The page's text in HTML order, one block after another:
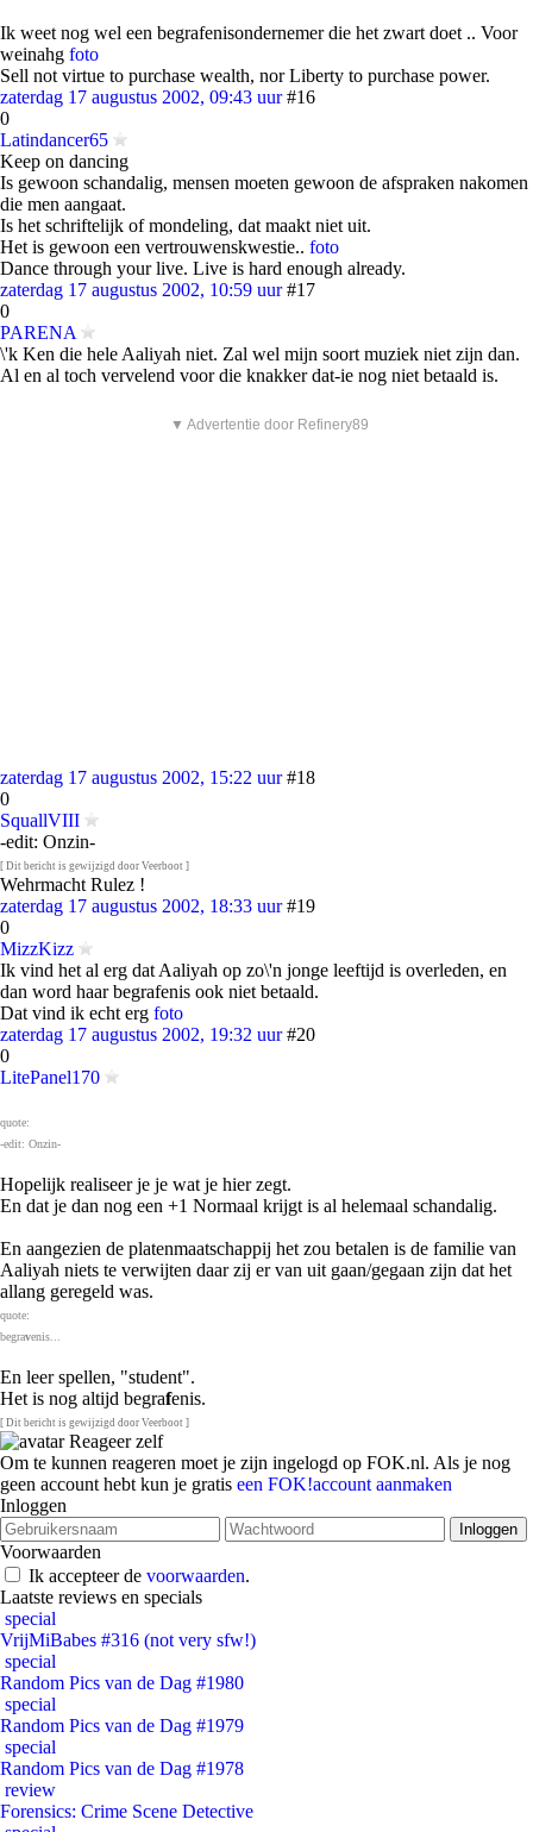
Ik weet nog wel een begrafenisondernemer die het zwart doet .. Voor
weinahg foto
Sell not virtue to purchase wealth, nor Liberty to purchase power.
zaterdag 17 augustus 2002, 09:43 uur #16
0
Latindancer65
Keep on dancing
Is gewoon schandalig, mensen moeten gewoon de afspraken nakomen
die men aangaat.
Is het schriftelijk of mondeling, dat maakt niet uit.
Het is gewoon een vertrouwenskwestie.. foto
Dance through your live. Live is hard enough already.
zaterdag 17 augustus 2002, 10:59 uur #17
0
PARENA
\'k Ken die hele Aaliyah niet. Zal wel mijn soort muziek niet zijn dan.
Al en al toch vervelend voor die knakker dat-ie nog niet betaald is.
▼ Advertentie door Refinery89
zaterdag 17 augustus 2002, 15:22 uur #18
0
SquallVIII
-edit: Onzin-
[ Dit bericht is gewijzigd door Veerboot ]
Wehrmacht Rulez !
zaterdag 17 augustus 2002, 18:33 uur #19
0
MizzKizz
Ik vind het al erg dat Aaliyah op zo\'n jonge leeftijd is overleden, en
dan word haar begrafenis ook niet betaald.
Dat vind ik echt erg foto
zaterdag 17 augustus 2002, 19:32 uur #20
0
LitePanel170
quote:
-edit: Onzin-
Hopelijk realiseer je je wat je hier zegt.
En dat je dan nog een +1 Normaal krijgt is al helemaal schandalig.
En aangezien de platenmaatschappij het zou betalen is de familie van
Aaliyah niets te verwijten daar zij er van uit gaan/gegaan zijn dat het
allang geregeld was.
quote:
begravenis...
En leer spellen, "student".
Het is nog altijd begrafenis.
[ Dit bericht is gewijzigd door Veerboot ]
Reageer zelf
Om te kunnen reageren moet je zijn ingelogd op FOK.nl. Als je nog
geen account hebt kun je gratis een FOK!account aanmaken
Inloggen
Voorwaarden
Ik accepteer de voorwaarden.
Laatste reviews en specials
special
VrijMiBabes #316 (not very sfw!)
special
Random Pics van de Dag #1980
special
Random Pics van de Dag #1979
special
Random Pics van de Dag #1978
review
Forensics: Crime Scene Detective